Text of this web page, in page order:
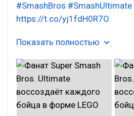
#SmashBros #SmashUltimate
https://t.co/yj1fdH0R7O
Показать полностью